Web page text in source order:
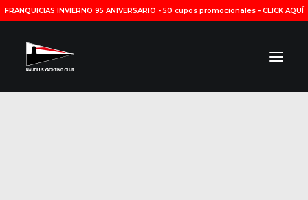
FRANQUICIAS INVIERNO 95 ANIVERSARIO - 50 cupos promocionales - CLICK AQUÍ